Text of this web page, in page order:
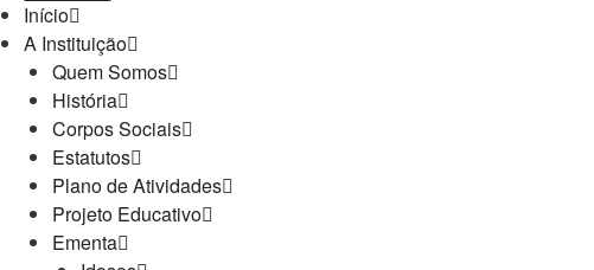
Início
A Instituição
Quem Somos
História
Corpos Sociais
Estatutos
Plano de Atividades
Projeto Educativo
Ementa